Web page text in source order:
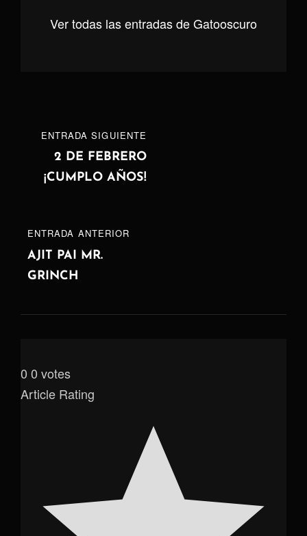
Ver todas las entradas de Gatooscuro
Navegación
entradas
ENTRADA
ANTERIOR
ENTRADA ANTERIOR
AJIT PAI MR.
GRINCH
ENTRADA
SIGUIENTE
ENTRADA SIGUIENTE
2 DE FEBRERO
¡CUMPLO AÑOS!
0 0 votes
Article Rating